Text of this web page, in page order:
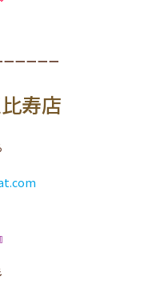
ーーーー
寿店